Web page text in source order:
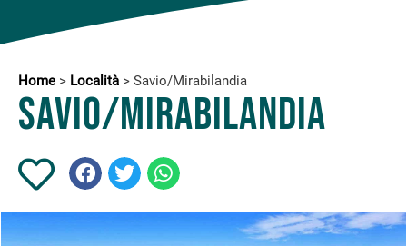
Home > Località > Savio/Mirabilandia
Savio/Mirabilandia